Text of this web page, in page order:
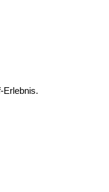
geschlossen.
Erlebnis.